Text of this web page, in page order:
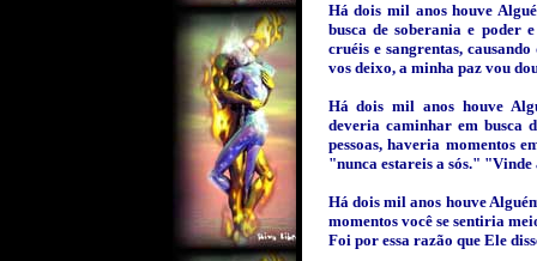
Há dois mil anos houve
busca de soberania e poder
cruéis e sangrentas,
vos deixo, a minha paz vou
Há dois mil anos houve
deveria caminhar em busca
pessoas, haveria momentos
"nunca estareis a sós."
Há dois mil anos houve
momentos você se sentiria
Foi por essa razão que Ele